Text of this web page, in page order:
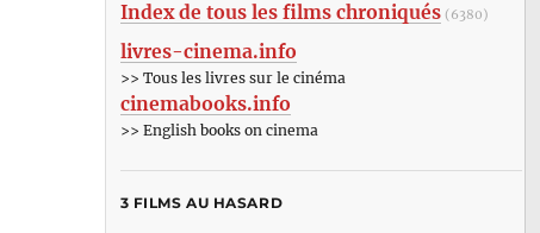
Index de tous les films chroniqués (6380)
livres-cinema.info
>> Tous les livres sur le cinéma
cinemabooks.info
>> English books on cinema
3 FILMS AU HASARD